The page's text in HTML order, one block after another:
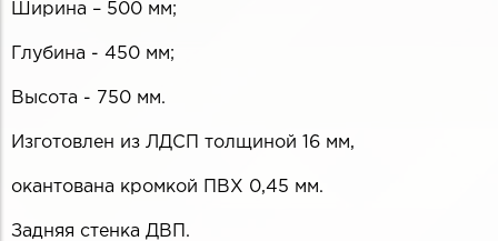
Ширина – 500 мм;
Глубина - 450 мм;
Высота - 750 мм.
Изготовлен из ЛДСП толщиной 16 мм,
окантована кромкой ПВХ 0,45 мм.
Задняя стенка ДВП.